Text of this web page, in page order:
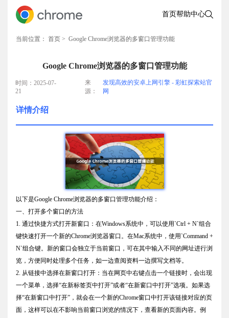
首页帮助中心
当前位置： 首页 > Google Chrome浏览器的多窗口管理功能
Google Chrome浏览器的多窗口管理功能
时间：2025-07-
21
来
源：
发现高效的安卓上网引擎 - 彩虹探索站官
网
详情介绍
以下是Google Chrome浏览器的多窗口管理功能介绍：
一、打开多个窗口的方法
1. 通过快捷方式打开新窗口：在Windows系统中，可以使用`Ctrl + N`组合
键快速打开一个新的Chrome浏览器窗口。在Mac系统中，使用`Command +
N`组合键。新的窗口会独立于当前窗口，可在其中输入不同的网址进行浏
览，方便同时处理多个任务，如一边查阅资料一边撰写文档等。
2. 从链接中选择在新窗口打开：当在网页中右键点击一个链接时，会出现
一个菜单，选择“在新标签页中打开”或者“在新窗口中打开”选项。如果选
择“在新窗口中打开”，就会在一个新的Chrome窗口中打开该链接对应的页
面，这样可以在不影响当前窗口浏览的情况下，查看新的页面内容。例